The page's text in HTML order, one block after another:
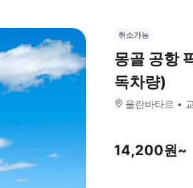
취소가능
몽골 공항
독차량)
울란바타르
14,200원~